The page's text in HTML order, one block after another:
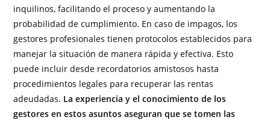
inquilinos, facilitando el proceso y aumentando la
probabilidad de cumplimiento. En caso de impagos, los
gestores profesionales tienen protocolos establecidos para
manejar la situación de manera rápida y efectiva. Esto
puede incluir desde recordatorios amistosos hasta
procedimientos legales para recuperar las rentas
adeudadas. La experiencia y el conocimiento de los
gestores en estos asuntos aseguran que se tomen las